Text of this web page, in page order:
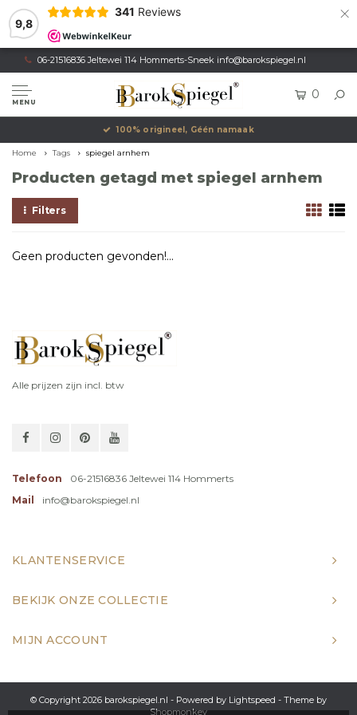
9,8
341 Reviews ×
06-21516836 Jeltewei 114 Hommerts-Sneek info@barokspiegel.nl
MENU
0
100% origineel, Géén namaak
Home Tags spiegel arnhem
Producten getagd met spiegel arnhem
Filters
Geen producten gevonden!...
Alle prijzen zijn incl. btw
Telefoon
06-21516836 Jeltewei 114 Hommerts
Mail
info@barokspiegel.nl
KLANTENSERVICE
BEKIJK ONZE COLLECTIE
MIJN ACCOUNT
© Copyright 2026 barokspiegel.nl - Powered by Lightspeed - Theme by
Shopmonkey